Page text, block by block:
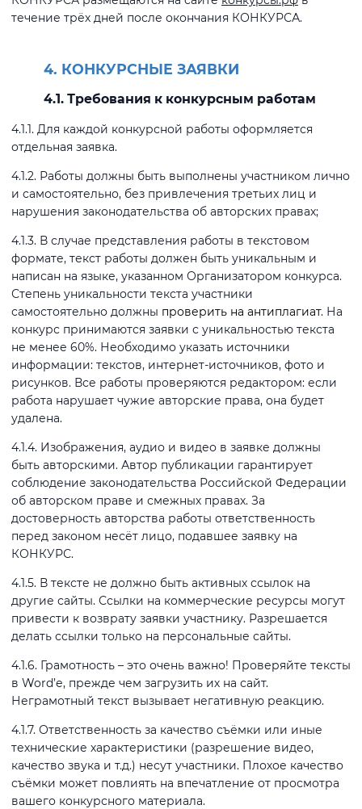
течение трёх дней после окончания КОНКУРСА.
4. КОНКУРСНЫЕ ЗАЯВКИ
4.1. Требования к конкурсным работам
4.1.1. Для каждой конкурсной работы оформляется
отдельная заявка.
4.1.2. Работы должны быть выполнены участником лично
и самостоятельно, без привлечения третьих лиц и
нарушения законодательства об авторских правах;
4.1.3. В случае представления работы в текстовом
формате, текст работы должен быть уникальным и
написан на языке, указанном Организатором конкурса.
Степень уникальности текста участники
самостоятельно должны проверить на антиплагиат. На
конкурс принимаются заявки с уникальностью текста
не менее 60%. Необходимо указать источники
информации: текстов, интернет-источников, фото и
рисунков. Все работы проверяются редактором: если
работа нарушает чужие авторские права, она будет
удалена.
4.1.4. Изображения, аудио и видео в заявке должны
быть авторскими. Автор публикации гарантирует
соблюдение законодательства Российской Федерации
об авторском праве и смежных правах. За
достоверность авторства работы ответственность
перед законом несёт лицо, подавшее заявку на
КОНКУРС.
4.1.5. В тексте не должно быть активных ссылок на
другие сайты. Ссылки на коммерческие ресурсы могут
привести к возврату заявки участнику. Разрешается
делать ссылки только на персональные сайты.
4.1.6. Грамотность – это очень важно! Проверяйте тексты
в Word’е, прежде чем загрузить их на сайт.
Неграмотный текст вызывает негативную реакцию.
4.1.7. Ответственность за качество съёмки или иные
технические характеристики (разрешение видео,
качество звука и т.д.) несут участники. Плохое качество
съёмки может повлиять на впечатление от просмотра
вашего конкурсного материала.